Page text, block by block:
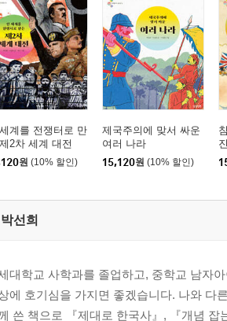
계를 전쟁터로 만
2차 세계 대전
원 (10% 할인)
제국주의에 맞서 싸운
여러 나라
15,120원 (10% 할인)
박선희
대학교 사학과를 졸업하고, 중학교 남자
에 호기심을 가지면 좋겠습니다. 나와 다
쓴 책으로 『제대로 한국사』, 『개념 잡